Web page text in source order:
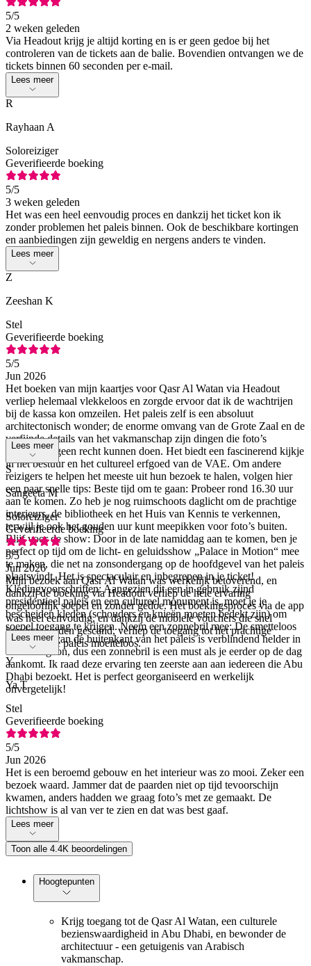
5/5
2 weken geleden
Via Headout krijg je altijd korting en is er geen gedoe bij het
controleren van de tickets aan de balie. Bovendien ontvangen we de
tickets binnen 60 seconden per e-mail.
Lees meer
R
Rayhaan A
Soloreiziger
Geverifieerde boeking
5/5
3 weken geleden
Het was een heel eenvoudig proces en dankzij het ticket kon ik
zonder problemen het paleis binnen. Ook de beschikbare kortingen
en aanbiedingen zijn geweldig en nergens anders te vinden.
Lees meer
Z
Zeeshan K
Stel
Geverifieerde boeking
5/5
Jun 2026
Het boeken van mijn kaartjes voor Qasr Al Watan via Headout
verliep helemaal vlekkeloos en zorgde ervoor dat ik de wachtrijen
bij de kassa kon omzeilen. Het paleis zelf is een absoluut
architectonisch wonder; de enorme omvang van de Grote Zaal en de
verfijnde details van het vakmanschap zijn dingen die foto’s
simpelweg geen recht kunnen doen. Het biedt een fascinerend kijkje
in het bestuur en het cultureel erfgoed van de VAE. Om andere
reizigers te helpen het meeste uit hun bezoek te halen, volgen hier
een paar snelle tips: Beste tijd om te gaan: Probeer rond 16.30 uur
aan te komen. Zo heb je nog ruimschoots daglicht om de prachtige
interieurs, de bibliotheek en het Huis van Kennis te verkennen,
terwijl je ook het gouden uur kunt meepikken voor foto’s buiten.
Blijf voor de show: Door in de late namiddag aan te komen, ben je
perfect op tijd om de licht- en geluidsshow „Palace in Motion“ mee
te maken, die net na zonsondergang op de hoofdgevel van het paleis
plaatsvindt. Het is spectaculair en inbegrepen in je ticket!
Kledingvoorschriften: Aangezien dit een in gebruik zijnd
presidentieel paleis en een cultureel monument is, moet je je
bescheiden kleden (schouders en knieën moeten bedekt zijn) om
soepel toegang te krijgen. Neem een zonnebril mee: De smetteloos
witte steen van de buitenkant van het paleis is verblindend helder in
de middagzon, dus een zonnebril is een must als je eerder op de dag
aankomt. Ik raad deze ervaring ten zeerste aan aan iedereen die Abu
Dhabi bezoekt. Het is perfect georganiseerd en werkelijk
onvergetelijk!
Lees meer
S
Sangeeta M
Soloreiziger
Geverifieerde boeking
5/5
Jun 2026
Mijn bezoek aan Qasr Al Watan was werkelijk betoverend, en
dankzij de boeking via Headout verliep de hele ervaring
ongelooflijk soepel en zonder gedoe. Het boekingsproces via de app
was heel eenvoudig, en dankzij de mobiele vouchers die snel
konden worden gescand, verliep de toegang tot het prachtige
presidentiële paleis moeiteloos.
Lees meer
Y
Ya T
Stel
Geverifieerde boeking
5/5
Jun 2026
Het is een beroemd gebouw en het interieur was zo mooi. Zeker een
bezoek waard. Jammer dat de paarden niet op tijd tevoorschijn
kwamen, anders hadden we graag foto’s met ze gemaakt. De
lichtshow is al van ver te zien en dat was best gaaf.
Lees meer
Toon alle 4.4K beoordelingen
Hoogtepunten
Krijg toegang tot de Qasr Al Watan, een culturele
bezienswaardigheid in Abu Dhabi, en bewonder de
architectuur - een getuigenis van Arabisch
vakmanschap.